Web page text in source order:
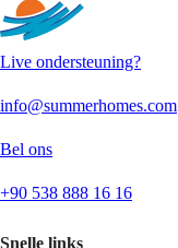
Live ondersteuning?
info@summerhomes.com
Bel ons
+90 538 888 16 16
Snelle links